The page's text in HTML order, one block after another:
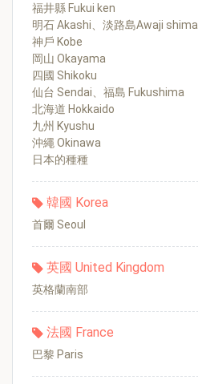
福井縣 Fukui ken
明石 Akashi、淡路島Awaji shima
神戶 Kobe
岡山 Okayama
四國 Shikoku
仙台 Sendai、福島 Fukushima
北海道 Hokkaido
九州 Kyushu
沖繩 Okinawa
日本的種種
韓國 Korea
首爾 Seoul
英國 United Kingdom
英格蘭南部
法國 France
巴黎 Paris